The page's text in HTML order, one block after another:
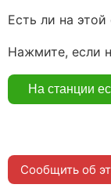
Есть ли на этой
Нажмите, если
Сообщить об